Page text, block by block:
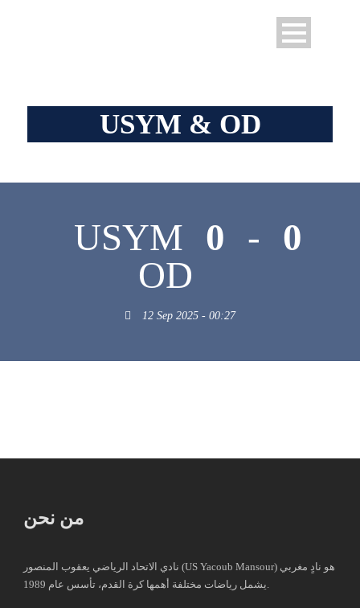
USYM & OD
USYM 0 - 0
OD
12 Sep 2025 - 00:27
من نحن
نادي الاتحاد الرياضي يعقوب المنصور (US Yacoub Mansour) هو نادٍ مغربي
يشمل رياضات مختلفة أهمها كرة القدم، تأسس عام 1989.